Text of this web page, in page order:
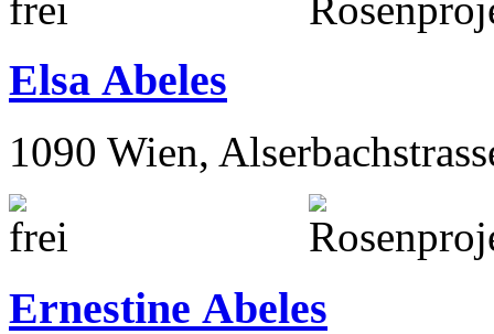
Elsa Abeles
1090 Wien,
Ernestine Abeles